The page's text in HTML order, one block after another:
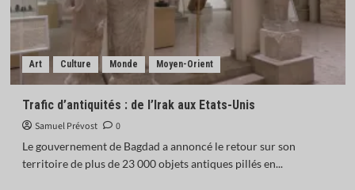
Art Culture Monde Moyen-Orient
Trafic d’antiquités : de l’Irak aux Etats-Unis
Samuel Prévost
0
Le gouvernement de Bagdad a annoncé le retour sur son
territoire de plus de 23 000 objets antiques pillés en...